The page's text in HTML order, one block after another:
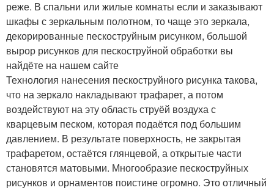
реже. В спальни или жилые комнаты если и заказывают
шкафы с зеркальным полотном, то чаще это зеркала,
декорированные пескоструйным рисунком, большой
вырор рисунков для пескоструйной обработки вы
найдёте на нашем сайте
Технология нанесения пескоструйного рисунка такова,
что на зеркало накладывают трафарет, а потом
воздействуют на эту область струёй воздуха с
кварцевым песком, которая подаётся под большим
давлением. В результате поверхность, не закрытая
трафаретом, остаётся глянцевой, а открытые части
становятся матовыми. Многообразие пескоструйных
рисунков и орнаментов поистине огромно. Это отличный